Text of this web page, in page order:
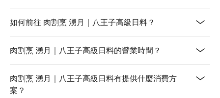
如何前往 肉割烹 湧月｜八王子高級日料？
肉割烹 湧月｜八王子高級日料的營業時間？
肉割烹 湧月｜八王子高級日料有提供什麼消費方
案？